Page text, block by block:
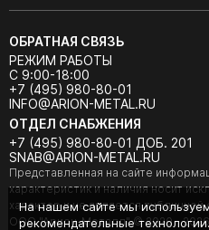
ОБРАТНАЯ СВЯЗЬ
РЕЖИМ РАБОТЫ
С 9:00-18:00
+7 (495) 980-80-01
INFO@ARION-METAL.RU
ОТДЕЛ СНАБЖЕНИЯ
+7 (495) 980-80-01 ДОБ. 201
SNAB@ARION-METAL.RU
Представленная на сайте
характеристик и наличия носит
характер и не является
ООО "Арион-Металл" © 2020 -
На нашем сайте мы
рекомендательные технологии.